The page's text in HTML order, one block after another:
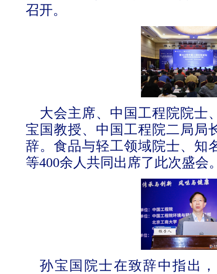
召开。
大会主席、中国工程院院士
宝国教授、中国工程院二局局
辞。食品与轻工领域院士、知
等400余人共同出席了此次盛会
孙宝国院士在致辞中指出
学校志愿服务冬奥会和冬残奥会专题